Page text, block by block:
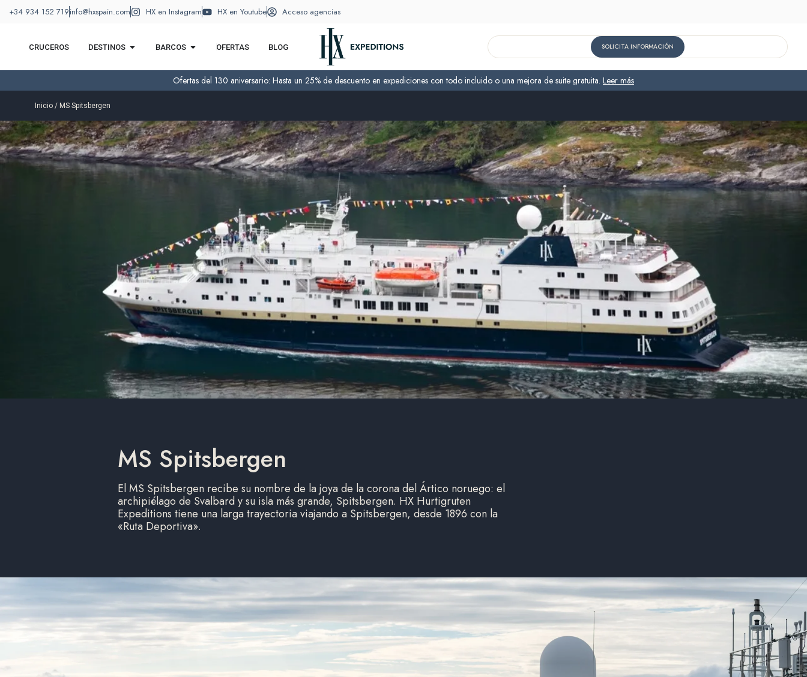
+34 934 152 719info@hxspain.com HX en Instagram HX en Youtube Acceso agencias
CRUCEROS DESTINOS BARCOS OFERTAS BLOG SOLICITA INFORMACIÓN
Ofertas del 130 aniversario: Hasta un 25% de descuento en expediciones con todo incluido o una mejora de suite gratuita. Leer más
Inicio / MS Spitsbergen
MS Spitsbergen
El MS Spitsbergen recibe su nombre de la joya de la corona del Ártico noruego: el
archipiélago de Svalbard y su isla más grande, Spitsbergen. HX Hurtigruten
Expeditions tiene una larga trayectoria viajando a Spitsbergen, desde 1896 con la
«Ruta Deportiva».